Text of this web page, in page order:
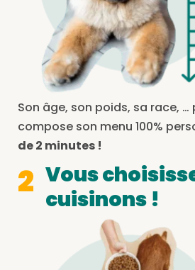
Son âge, son poids, sa race, …
compose son menu 100%
de 2 minutes !
2 Vous
cuisinons !